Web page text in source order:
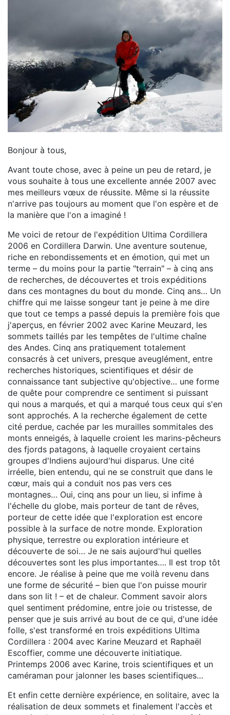
Bonjour à tous,
Avant toute chose, avec à peine un peu de retard, je
vous souhaite à tous une excellente année 2007 avec
mes meilleurs vœux de réussite. Même si la réussite
n'arrive pas toujours au moment que l'on espère et de
la manière que l'on a imaginé !
Me voici de retour de l'expédition Ultima Cordillera
2006 en Cordillera Darwin. Une aventure soutenue,
riche en rebondissements et en émotion, qui met un
terme – du moins pour la partie "terrain" – à cinq ans
de recherches, de découvertes et trois expéditions
dans ces montagnes du bout du monde. Cinq ans… Un
chiffre qui me laisse songeur tant je peine à me dire
que tout ce temps a passé depuis la première fois que
j'aperçus, en février 2002 avec Karine Meuzard, les
sommets taillés par les tempêtes de l'ultime chaîne
des Andes. Cinq ans pratiquement totalement
consacrés à cet univers, presque aveuglément, entre
recherches historiques, scientifiques et désir de
connaissance tant subjective qu'objective… une forme
de quête pour comprendre ce sentiment si puissant
qui nous a marqués, et qui a marqué tous ceux qui s'en
sont approchés. A la recherche également de cette
cité perdue, cachée par les murailles sommitales des
monts enneigés, à laquelle croient les marins-pêcheurs
des fjords patagons, à laquelle croyaient certains
groupes d'Indiens aujourd'hui disparus. Une cité
irréelle, bien entendu, qui ne se construit que dans le
cœur, mais qui a conduit nos pas vers ces
montagnes… Oui, cinq ans pour un lieu, si infime à
l'échelle du globe, mais porteur de tant de rêves,
porteur de cette idée que l'exploration est encore
possible à la surface de notre monde. Exploration
physique, terrestre ou exploration intérieure et
découverte de soi… Je ne sais aujourd'hui quelles
découvertes sont les plus importantes…. Il est trop tôt
encore. Je réalise à peine que me voilà revenu dans
une forme de sécurité – bien que l'on puisse mourir
dans son lit ! – et de chaleur. Comment savoir alors
quel sentiment prédomine, entre joie ou tristesse, de
penser que je suis arrivé au bout de ce qui, d'une idée
folle, s'est transformé en trois expéditions Ultima
Cordillera : 2004 avec Karine Meuzard et Raphaël
Escoffier, comme une découverte initiatique.
Printemps 2006 avec Karine, trois scientifiques et un
caméraman pour jalonner les bases scientifiques…
Et enfin cette dernière expérience, en solitaire, avec la
réalisation de deux sommets et finalement l'accès et